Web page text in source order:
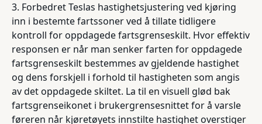
3. Forbedret Teslas hastighetsjustering ved kjøring
inn i bestemte fartssoner ved å tillate tidligere
kontroll for oppdagede fartsgrenseskilt. Hvor effektiv
responsen er når man senker farten for oppdagede
fartsgrenseskilt bestemmes av gjeldende hastighet
og dens forskjell i forhold til hastigheten som angis
av det oppdagede skiltet. La til en visuell glød bak
fartsgrenseikonet i brukergrensesnittet for å varsle
føreren når kjøretøyets innstilte hastighet overstiger